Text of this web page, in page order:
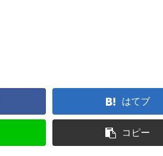
はてブ
コピー